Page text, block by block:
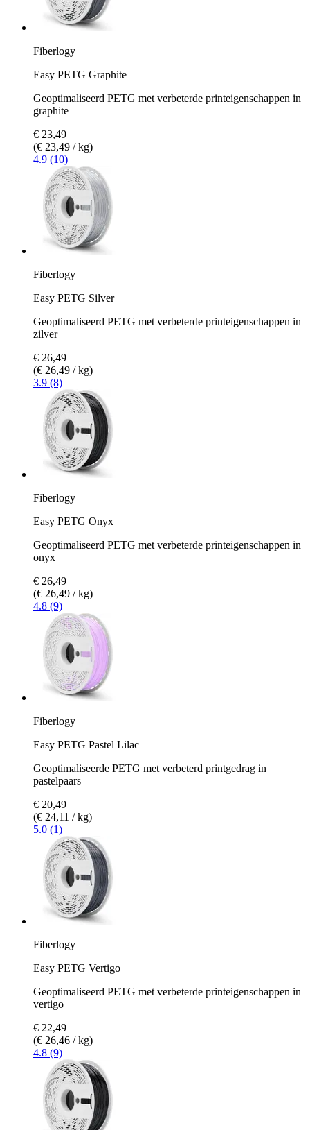
Fiberlogy
Easy PETG Graphite
Geoptimaliseerd PETG met verbeterde printeigenschappen in
graphite
€ 23,49
(€ 23,49 / kg)
4.9 (10)
Fiberlogy
Easy PETG Silver
Geoptimaliseerd PETG met verbeterde printeigenschappen in
zilver
€ 26,49
(€ 26,49 / kg)
3.9 (8)
Fiberlogy
Easy PETG Onyx
Geoptimaliseerd PETG met verbeterde printeigenschappen in
onyx
€ 26,49
(€ 26,49 / kg)
4.8 (9)
Fiberlogy
Easy PETG Pastel Lilac
Geoptimaliseerde PETG met verbeterd printgedrag in
pastelpaars
€ 20,49
(€ 24,11 / kg)
5.0 (1)
Fiberlogy
Easy PETG Vertigo
Geoptimaliseerd PETG met verbeterde printeigenschappen in
vertigo
€ 22,49
(€ 26,46 / kg)
4.8 (9)